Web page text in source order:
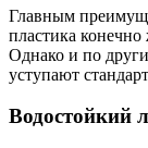
Главным
пластика конечно
Однако и по
уступают
Водостойкий